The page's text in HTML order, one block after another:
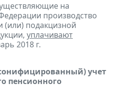
на
производство
(или) подакцизной
уплачивают
2018 г.
учет
пенсионного